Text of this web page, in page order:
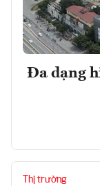
Đa dạng
Thị trường